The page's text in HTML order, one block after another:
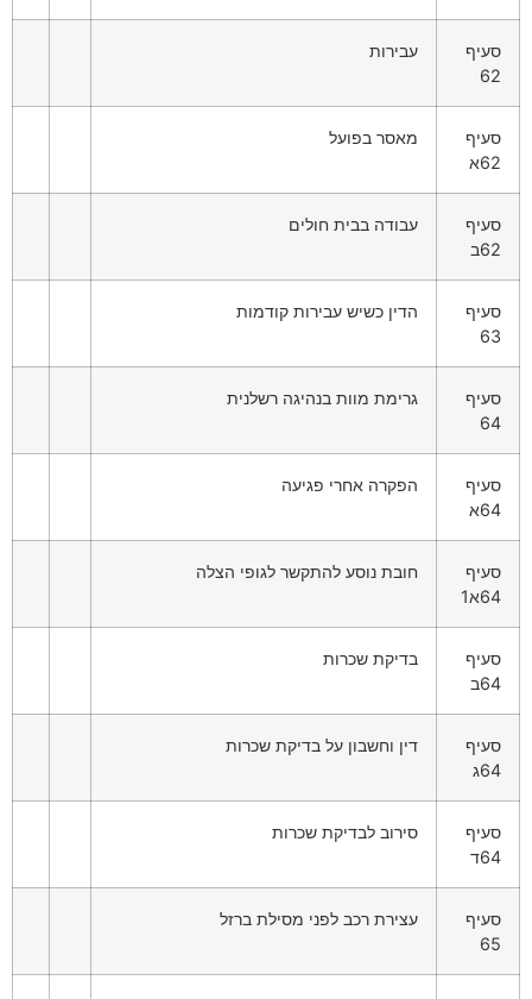
סעיף
62
עבירות
סעיף
62א
מאסר בפועל
סעיף
62ב
עבודה בבית חולים
סעיף
63
הדין כשיש עבירות קודמות
סעיף
64
גרימת מוות בנהיגה רשלנית
סעיף
64א
הפקרה אחרי פגיעה
סעיף
64א1
חובת נוסע להתקשר לגופי הצלה
סעיף
64ב
בדיקת שכרות
סעיף
64ג
דין וחשבון על בדיקת שכרות
סעיף
64ד
סירוב לבדיקת שכרות
סעיף
65
עצירת רכב לפני מסילת ברזל